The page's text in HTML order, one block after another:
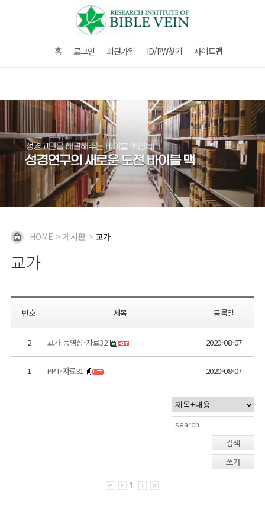
홈 로그인 회원가입 ID/PW찾기 사이트맵
HOME > 게시판 > 교가
교가
번호 제목 등록일
2 교가 동영상-자료32 2020-08-07
1 PPT-자료31 2020-08-07
검색
쓰기
1